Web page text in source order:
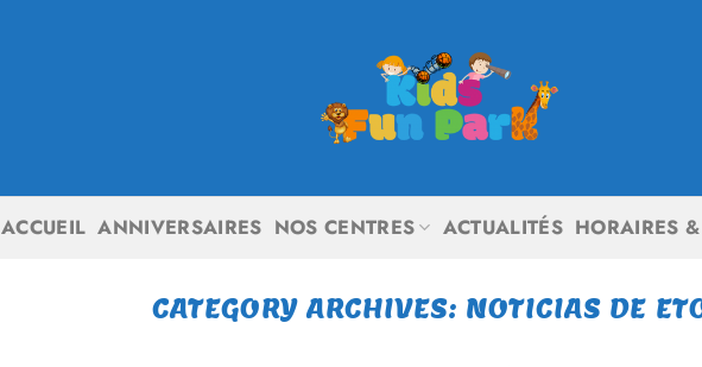
ACCUEIL ANNIVERSAIRES NOS CENTRES ACTUALITÉS HORAIRES
CATEGORY ARCHIVES: NOTICIAS DE